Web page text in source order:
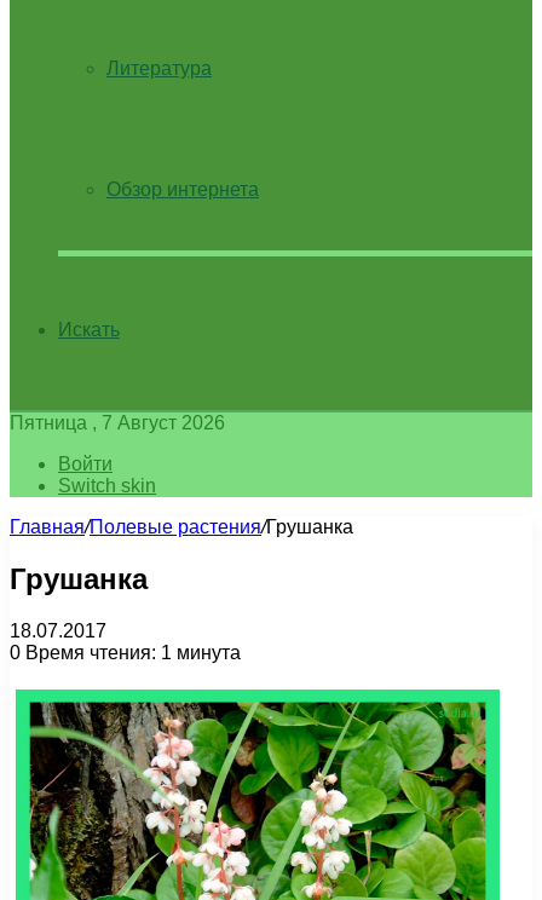
Литература
Обзор интернета
Искать
Пятница , 7 Август 2026
Войти
Switch skin
Главная/Полевые растения/Грушанка
Грушанка
18.07.2017
0 Время чтения: 1 минута